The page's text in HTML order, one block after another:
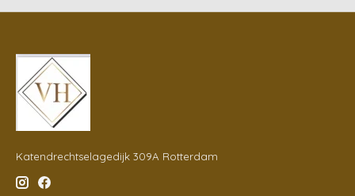
Katendrechtselagedijk 309A Rotterdam